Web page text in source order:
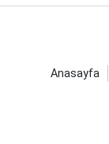
Anasayfa